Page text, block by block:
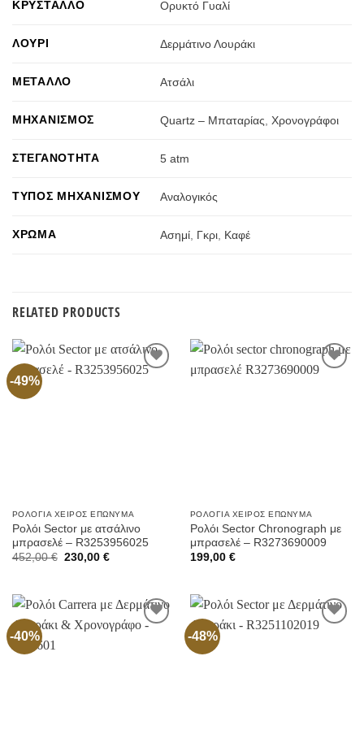
ΚΡΎΣΤΑΛΛΟ Ορυκτό Γυαλί
ΛΟΥΡΊ Δερμάτινο Λουράκι
ΜΈΤΑΛΛΟ Ατσάλι
ΜΗΧΑΝΙΣΜΌΣ Quartz – Μπαταρίας,Χρονογράφοι
ΣΤΕΓΑΝΌΤΗΤΑ 5 atm
ΤΎΠΟΣ ΜΗΧΑΝΙΣΜΟΎ Αναλογικός
ΧΡΏΜΑ Ασημί, Γκρι, Καφέ
RELATED PRODUCTS
-49%
ΡΟΛΌΓΙΑ ΧΕΙΡΌΣ ΕΠΏΝΥΜΑ
Ρολόι Sector με ατσάλινο
μπρασελέ – R3253956025
452,00€ Original
230,00 €Current
ΡΟΛΌΓΙΑ ΧΕΙΡΌΣ ΕΠΏΝΥΜΑ
Ρολόι Sector Chronograph με
μπρασελέ – R3273690009
199,00 €
-40%
Προσθήκη
-48%